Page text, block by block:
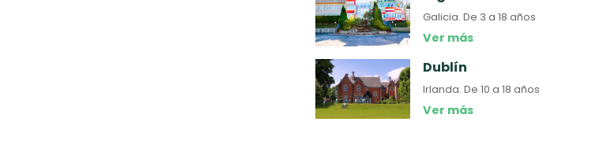
Galicia.De 3 a 18 años
Ver más
Dublín
Irlanda.De 10 a 18 años
Ver más